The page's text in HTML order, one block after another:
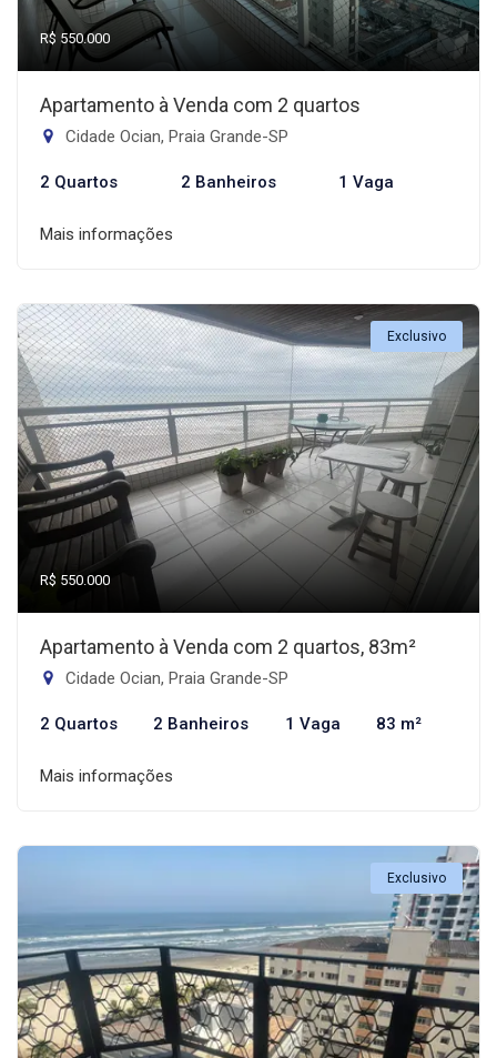
R$ 550.000
Apartamento à Venda com 2 quartos
Cidade Ocian, Praia Grande-SP
2 Quartos 2 Banheiros 1 Vaga
Mais informações
Exclusivo
R$ 550.000
Apartamento à Venda com 2 quartos, 83m²
Cidade Ocian, Praia Grande-SP
2 Quartos 2 Banheiros 1 Vaga 83 m²
Mais informações
Exclusivo